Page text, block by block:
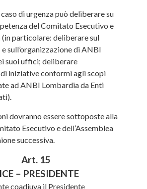
di urgenza può deliberare su
del Comitato Esecutivo e
(in particolare: deliberare sul
sull’organizzazione di ANBI
suoi uffici; deliberare
di iniziative conformi agli scopi
ad ANBI Lombardia da Enti
dovranno essere sottoposte alla
Esecutivo e dell’Assemblea
successiva.
Art. 15
– PRESIDENTE
coadiuva il Presidente